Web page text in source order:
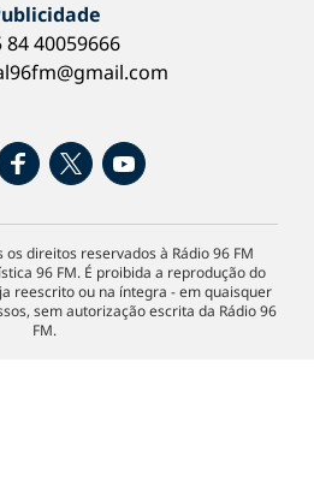
84 40059666
direitos reservados à Rádio 96 FM
96 FM. É proibida a reprodução do
reescrito ou na íntegra - em quaisquer
sem autorização escrita da Rádio 96
FM.